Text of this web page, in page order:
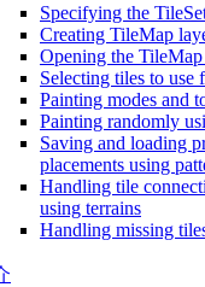
Specifying the
Creating TileMap
Opening the
Selecting tiles to use
Painting modes and
Painting randomly
Saving and loading
placements using
Handling tile
using terrains
Handling missing